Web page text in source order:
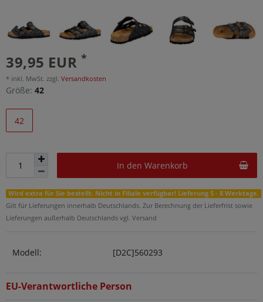
39,95 EUR *
* inkl. MwSt. zzgl. Versandkosten
Größe: 42
42
In den Warenkorb
Wird extra für Sie bestellt. Nicht in Filiale verfügbar! Lieferung 5 - 8 Werktage.
Gilt für Lieferungen innerhalb Deutschlands. Zur Berechnung der Lieferfrist sowie
Lieferungen außerhalb Deutschlands vgl. Versand
Modell: [D2C]560293
EU-Verantwortliche Person